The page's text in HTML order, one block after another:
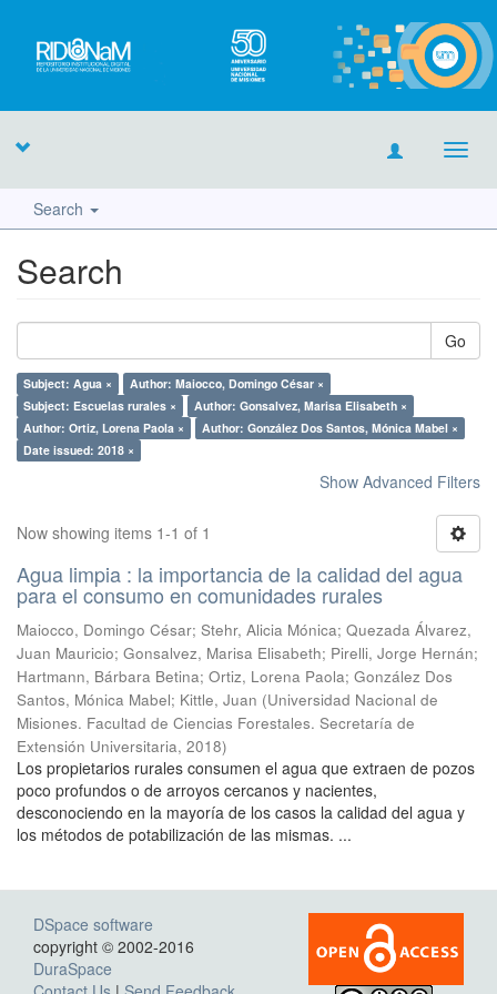
Search
Search
Go
Subject: Agua ×
Author: Maiocco, Domingo César ×
Subject: Escuelas rurales ×
Author: Gonsalvez, Marisa Elisabeth ×
Author: Ortiz, Lorena Paola ×
Author: González Dos Santos, Mónica Mabel ×
Date issued: 2018 ×
Show Advanced Filters
Now showing items 1-1 of 1
Agua limpia : la importancia de la calidad del agua
para el consumo en comunidades rurales
Maiocco, Domingo César; Stehr, Alicia Mónica; Quezada Álvarez,
Juan Mauricio; Gonsalvez, Marisa Elisabeth; Pirelli, Jorge Hernán;
Hartmann, Bárbara Betina; Ortiz, Lorena Paola; González Dos
Santos, Mónica Mabel; Kittle, Juan (Universidad Nacional de
Misiones. Facultad de Ciencias Forestales. Secretaría de
Extensión Universitaria, 2018)
Los propietarios rurales consumen el agua que extraen de pozos
poco profundos o de arroyos cercanos y nacientes,
desconociendo en la mayoría de los casos la calidad del agua y
los métodos de potabilización de las mismas. ...
DSpace software
copyright © 2002-2016
DuraSpace